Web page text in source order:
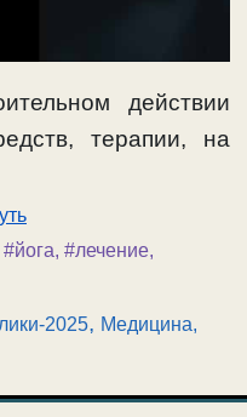
действии
терапии, на
#йога, #лечение,
2025, Медицина,